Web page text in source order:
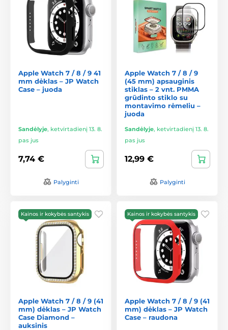
Apple Watch 7 / 8 / 9 41
mm dėklas – JP Watch
Case – juoda
Sandėlyje, ketvirtadienį 13. 8.
pas jus
7,74 €
Palyginti
Apple Watch 7 / 8 / 9
(45 mm) apsauginis
stiklas – 2 vnt. PMMA
grūdinto stiklo su
montavimo rėmeliu –
juoda
Sandėlyje, ketvirtadienį 13. 8.
pas jus
12,99 €
Palyginti
Kainos ir kokybės santykis
Apple Watch 7 / 8 / 9 (41
mm) dėklas – JP Watch
Case Diamond –
auksinis
Kainos ir kokybės santykis
Apple Watch 7 / 8 / 9 (41
mm) dėklas – JP Watch
Case – raudona